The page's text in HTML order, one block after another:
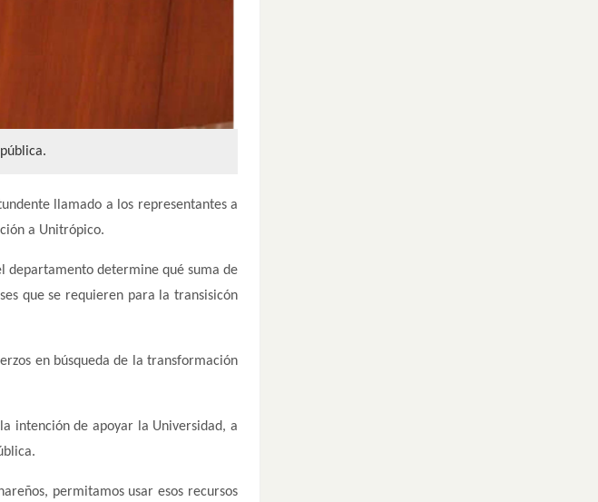
llamado a los representantes a
a Unitrópico.
departamento determine qué suma de
que se requieren para la transisicón
en búsqueda de la transformación
intención de apoyar la Universidad, a
permitamos usar esos recursos